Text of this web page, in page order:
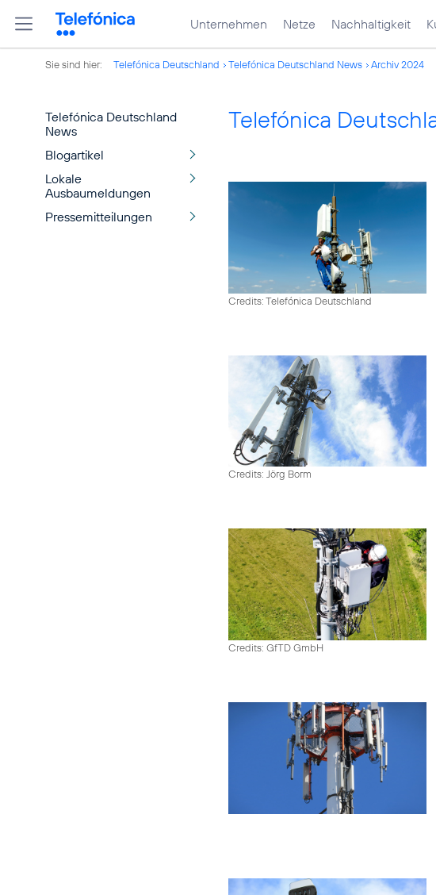
Unternehmen Netze Nachhaltigkeit
Sie sind hier: Telefónica Deutschland Telefónica Deutschland News Archiv 2024
Telefónica Deutschland
News
Blogartikel
Lokale
Ausbaumeldungen
Pressemitteilungen
Telefónica
Credits: Telefónica Deutschland
Credits: Jörg Borm
Credits: GfTD GmbH